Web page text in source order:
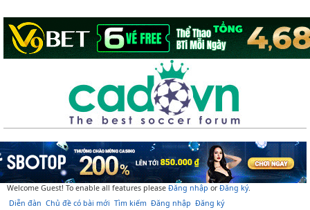
Welcome Guest! To enable all features please Đăng nhập orĐăng ký.
Diễn đàn Chủ đề có bài mới Tìm kiếm Đăng nhập Đăng ký